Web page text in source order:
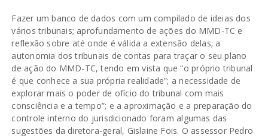
Fazer um banco de dados com um compilado de ideias dos
vários tribunais; aprofundamento de ações do MMD-TC e
reflexão sobre até onde é válida a extensão delas; a
autonomia dos tribunais de contas para traçar o seu plano
de ação do MMD-TC, tendo em vista que “o próprio tribunal
é que conhece a sua própria realidade”; a necessidade de
explorar mais o poder de ofício do tribunal com mais
consciência e a tempo”; e a aproximação e a preparação do
controle interno do jurisdicionado foram algumas das
sugestões da diretora-geral, Gislaine Fois. O assessor Pedro